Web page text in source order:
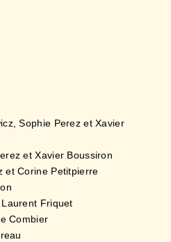
Sophie Perez et Xavier
et Xavier Boussiron
et Corine Petitpierre
Friquet
Combier